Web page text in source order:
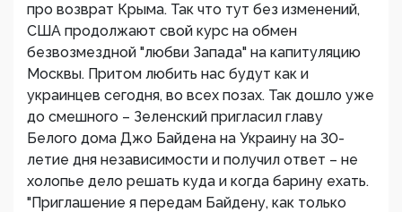
про возврат Крыма. Так что тут без изменений,
США продолжают свой курс на обмен
безвозмездной "любви Запада" на капитуляцию
Москвы. Притом любить нас будут как и
украинцев сегодня, во всех позах. Так дошло уже
до смешного – Зеленский пригласил главу
Белого дома Джо Байдена на Украину на 30-
летие дня независимости и получил ответ – не
холопье дело решать куда и когда барину ехать.
"Приглашение я передам Байдену, как только